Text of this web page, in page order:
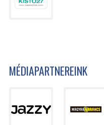
MÉDIAPARTNEREINK